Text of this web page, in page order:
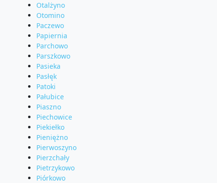
Otalżyno
Otomino
Paczewo
Papiernia
Parchowo
Parszkowo
Pasieka
Pasłęk
Patoki
Pałubice
Piaszno
Piechowice
Piekiełko
Pieniężno
Pierwoszyno
Pierzchały
Pietrzykowo
Piórkowo